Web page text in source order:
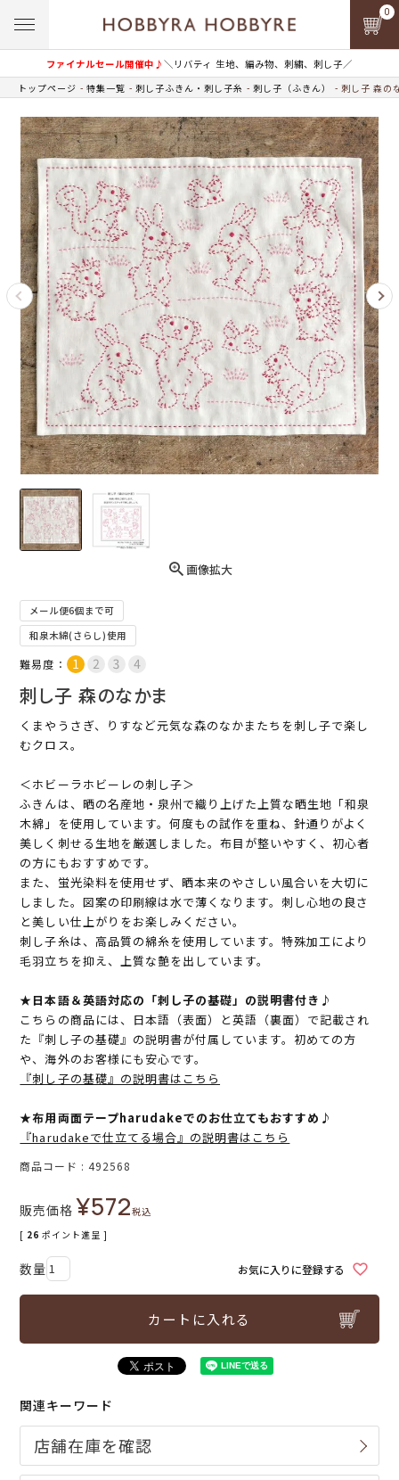
ファイナルセール開催中♪＼リバティ 生地、編み物、刺繍、刺し子／
0
トップページ 特集一覧 刺し子ふきん・刺し子糸 刺し子（ふきん） 刺し子 森の
画像拡大
メール便6個まで可
和泉木綿(さらし)使用
難易度：
刺し子 森のなかま
くまやうさぎ、りすなど元気な森のなかまたちを刺し子で楽し
むクロス。
＜ホビーラホビーレの刺し子＞
ふきんは、晒の名産地・泉州で織り上げた上質な晒生地「和泉
木綿」を使用しています。何度もの試作を重ね、針通りがよく
美しく刺せる生地を厳選しました。布目が整いやすく、初心者
の方にもおすすめです。
また、蛍光染料を使用せず、晒本来のやさしい風合いを大切に
しました。図案の印刷線は水で薄くなります。刺し心地の良さ
と美しい仕上がりをお楽しみください。
刺し子糸は、高品質の綿糸を使用しています。特殊加工により
毛羽立ちを抑え、上質な艶を出しています。
★日本語＆英語対応の「刺し子の基礎」の説明書付き♪
こちらの商品には、日本語（表面）と英語（裏面）で記載され
た『刺し子の基礎』の説明書が付属しています。初めての方
や、海外のお客様にも安心です。
『刺し子の基礎』の説明書はこちら
★布用両面テープharudakeでのお仕立てもおすすめ♪
『harudakeで仕立てる場合』の説明書はこちら
商品コード 492568
販売価格 ¥572税込
[ 26 ポイント進呈 ]
お気に入りに登録する
カートに入れる
関連キーワード